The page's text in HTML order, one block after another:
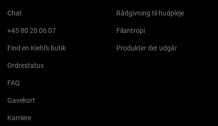
Chat
+45 80 20 06 07
Find en Kiehl's butik
Ordrestatus
FAQ
Gavekort
Karriere
Rådgivning til hudpleje
Filantropi
Produkter der udgår